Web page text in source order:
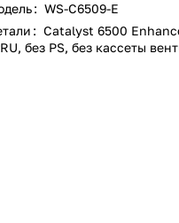
: WS-C6509-E
: Catalyst 6500
без PS, без кассеты